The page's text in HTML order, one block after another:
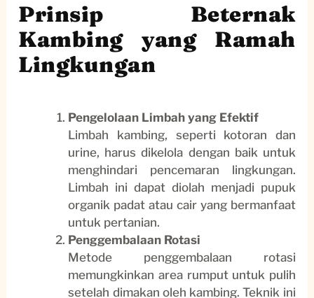
Prinsip Beternak
Kambing yang Ramah
Lingkungan
Pengelolaan Limbah yang Efektif
Limbah kambing, seperti kotoran dan
urine, harus dikelola dengan baik untuk
menghindari pencemaran lingkungan.
Limbah ini dapat diolah menjadi pupuk
organik padat atau cair yang bermanfaat
untuk pertanian.
Penggembalaan Rotasi
Metode penggembalaan rotasi
memungkinkan area rumput untuk pulih
setelah dimakan oleh kambing. Teknik ini